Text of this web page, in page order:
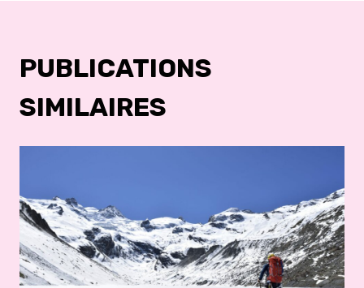
PUBLICATIONS
SIMILAIRES